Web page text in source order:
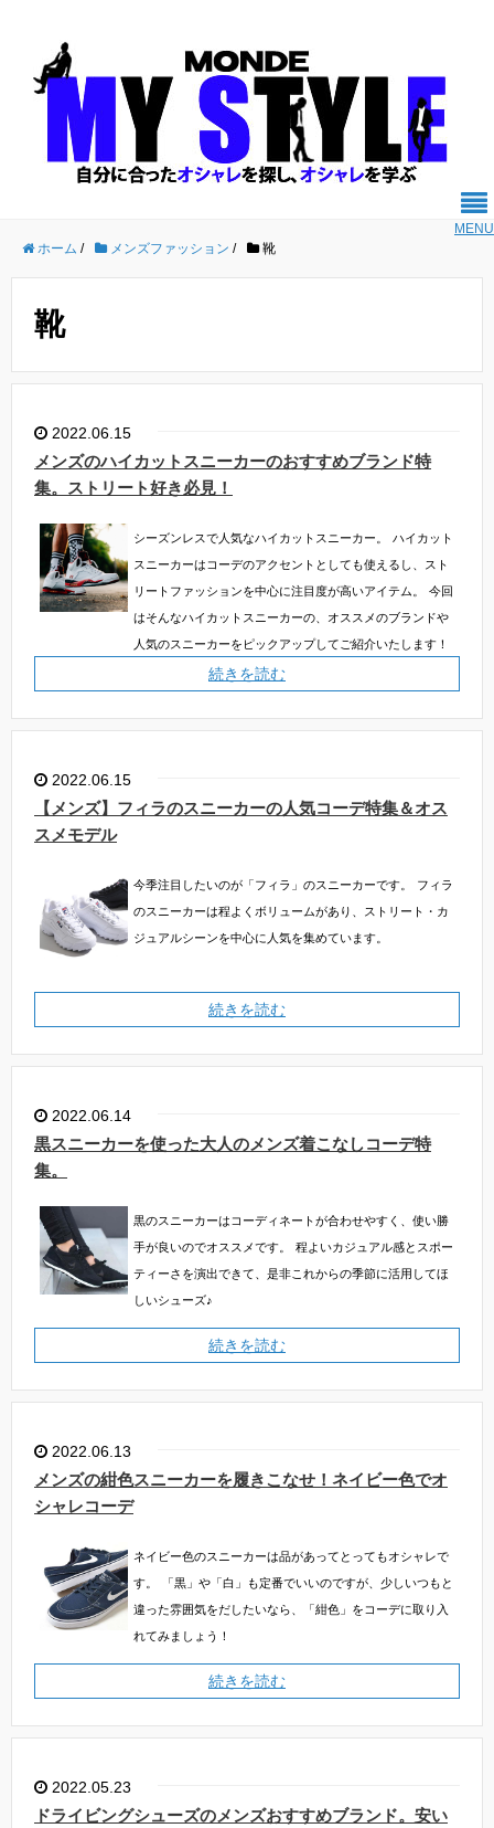
MENU
ホーム / メンズファッション / 靴
靴
2022.06.15
メンズのハイカットスニーカーのおすすめブランド特
集。ストリート好き必見！
シーズンレスで人気なハイカットスニーカー。
ハイカット
スニーカーはコーデのアクセントとしても使えるし、スト
リートファッションを中心に注目度が高いアイテム。
今回
はそんなハイカットスニーカーの、オススメのブランドや
人気のスニーカーをピックアップしてご紹介いたします！
続きを読む
2022.06.15
【メンズ】フィラのスニーカーの人気コーデ特集＆オス
スメモデル
今季注目したいのが「フィラ」のスニーカーです。
フィラ
のスニーカーは程よくボリュームがあり、ストリート・カ
ジュアルシーンを中心に人気を集めています。
続きを読む
2022.06.14
黒スニーカーを使った大人のメンズ着こなしコーデ特
集。
黒のスニーカーはコーディネートが合わせやすく、使い勝
手が良いのでオススメです。
程よいカジュアル感とスポー
ティーさを演出できて、是非これからの季節に活用してほ
しいシューズ♪
続きを読む
2022.06.13
メンズの紺色スニーカーを履きこなせ！ネイビー色でオ
シャレコーデ
ネイビー色のスニーカーは品があってとってもオシャレで
す。
「黒」や「白」も定番でいいのですが、少しいつもと
違った雰囲気をだしたいなら、「紺色」をコーデに取り入
れてみましょう！
続きを読む
2022.05.23
ドライビングシューズのメンズおすすめブランド。安い